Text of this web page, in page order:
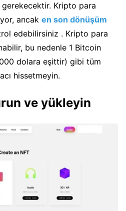
gerekecektir. Kripto para
ancak en son dönüşüm
edebilirsiniz . Kripto para
bu nedenle 1 Bitcoin
dolara eşittir) gibi tüm
hissetmeyin.
ve yükleyin